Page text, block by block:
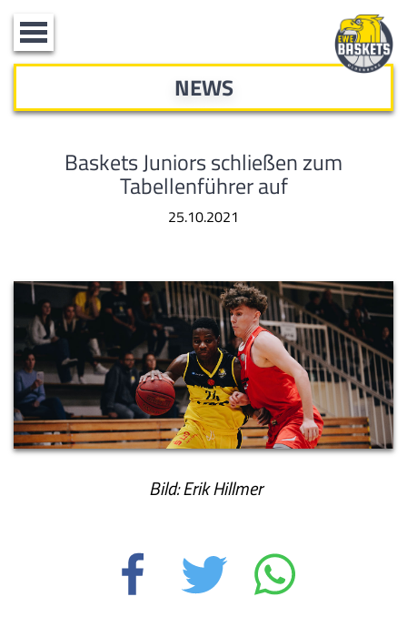
Toggle
navigation
NEWS
Baskets Juniors schließen zum
Tabellenführer auf
25.10.2021
Bild: Erik Hillmer